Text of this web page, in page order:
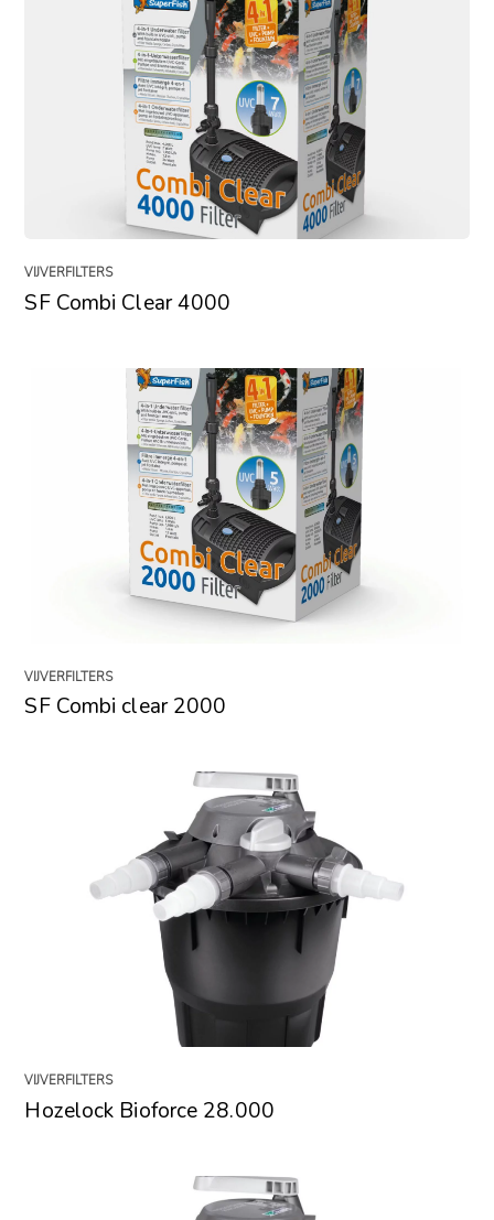
VIJVERFILTERS
SF Combi Clear 4000
VIJVERFILTERS
SF Combi clear 2000
VIJVERFILTERS
Hozelock Bioforce 28.000